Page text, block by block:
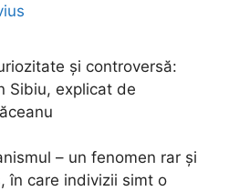
și controversă:
Sibiu, explicat de
– un fenomen rar și
în care indivizii simt o